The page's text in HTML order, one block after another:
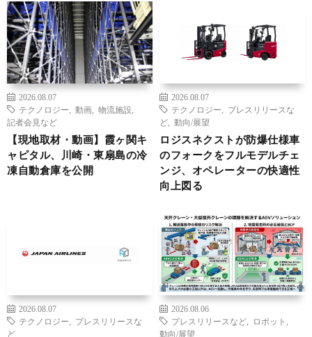
2026.08.07
テクノロジー
動画 物流施設
記者会見など
【現地取材・動画】霞ヶ関キ
ャピタル、川崎・東扇島の冷
凍自動倉庫を公開
2026.08.07
テクノロジー
プレスリリースな
ど
動向/展望
ロジスネクストが防爆仕様車
のフォークをフルモデルチェ
ンジ、オペレーターの快適性
向上図る
2026.08.07
テクノロジー
プレスリリースな
ど
2026.08.06
プレスリリースなど
ロボット
動向/展望